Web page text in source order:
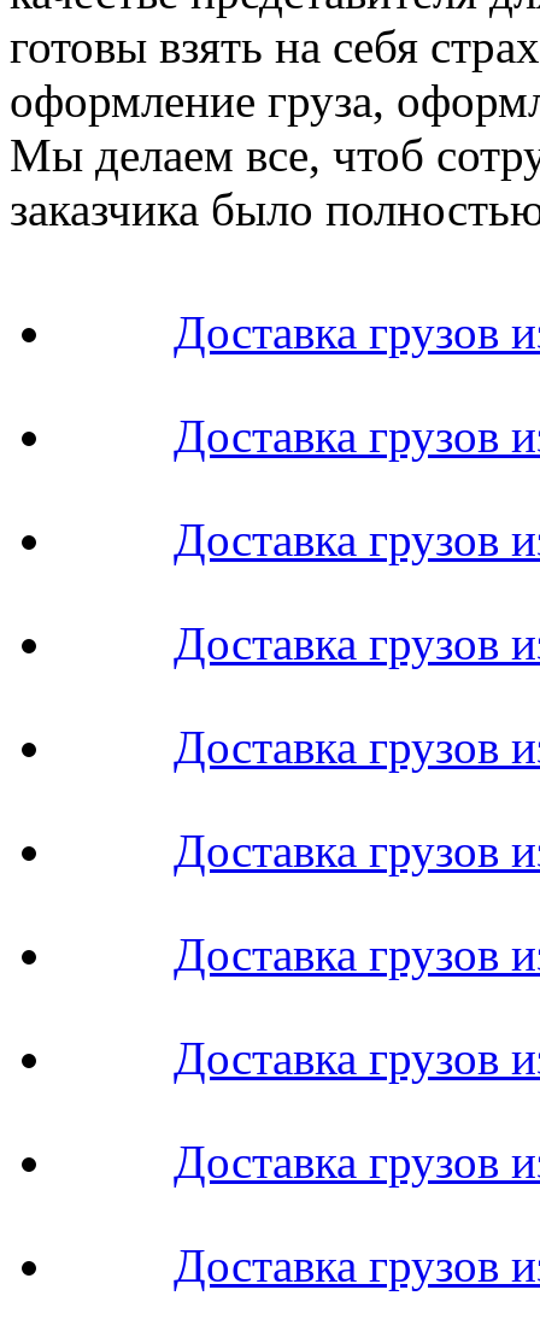
готовы взять на себя
оформление груза,
Мы делаем все, чтоб
заказчика было
Доставка грузов
Доставка грузов
Доставка грузов
Доставка грузов
Доставка грузов
Доставка грузов
Доставка грузов
Доставка грузов
Доставка грузов
Доставка грузов